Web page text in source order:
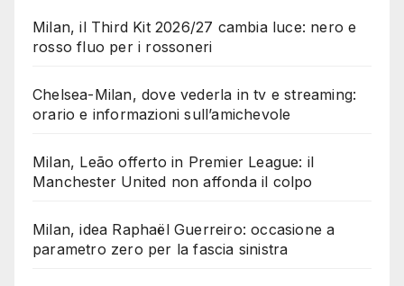
Milan, il Third Kit 2026/27 cambia luce: nero e
rosso fluo per i rossoneri
Chelsea-Milan, dove vederla in tv e streaming:
orario e informazioni sull’amichevole
Milan, Leão offerto in Premier League: il
Manchester United non affonda il colpo
Milan, idea Raphaël Guerreiro: occasione a
parametro zero per la fascia sinistra